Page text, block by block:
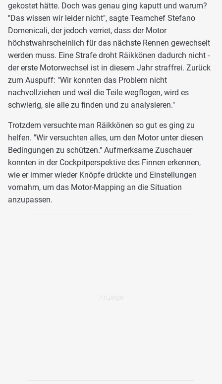
gekostet hätte. Doch was genau ging kaputt und warum?
"Das wissen wir leider nicht", sagte Teamchef Stefano
Domenicali, der jedoch verriet, dass der Motor
höchstwahrscheinlich für das nächste Rennen gewechselt
werden muss. Eine Strafe droht Räikkönen dadurch nicht -
der erste Motorwechsel ist in diesem Jahr straffrei. Zurück
zum Auspuff: "Wir konnten das Problem nicht
nachvollziehen und weil die Teile wegflogen, wird es
schwierig, sie alle zu finden und zu analysieren."
Trotzdem versuchte man Räikkönen so gut es ging zu
helfen. "Wir versuchten alles, um den Motor unter diesen
Bedingungen zu schützen." Aufmerksame Zuschauer
konnten in der Cockpitperspektive des Finnen erkennen,
wie er immer wieder Knöpfe drückte und Einstellungen
vornahm, um das Motor-Mapping an die Situation
anzupassen.